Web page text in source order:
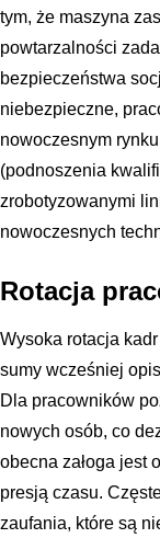
tym, że maszyna
powtarzalności
bezpieczeństwa
niebezpieczne,
nowoczesnym
(podnoszenia
zrobotyzowanymi
nowoczesnych
Rotacja
Wysoka rotacja
sumy wcześniej
Dla pracowników
nowych osób, co
obecna załoga jest
presją czasu.
zaufania, które są